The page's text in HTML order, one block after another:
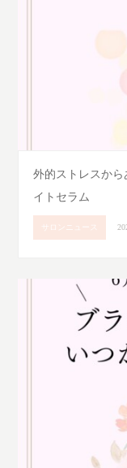
外的ストレスか
イトセラム
サロンニュース